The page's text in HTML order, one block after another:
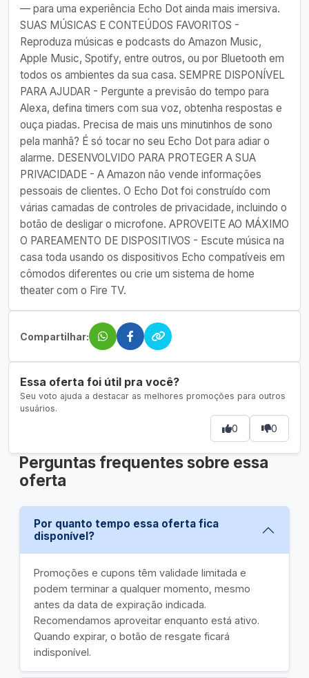
— para uma experiência Echo Dot ainda mais imersiva.
SUAS MÚSICAS E CONTEÚDOS FAVORITOS -
Reproduza músicas e podcasts do Amazon Music,
Apple Music, Spotify, entre outros, ou por Bluetooth em
todos os ambientes da sua casa. SEMPRE DISPONÍVEL
PARA AJUDAR - Pergunte a previsão do tempo para
Alexa, defina timers com sua voz, obtenha respostas e
ouça piadas. Precisa de mais uns minutinhos de sono
pela manhã? É só tocar no seu Echo Dot para adiar o
alarme. DESENVOLVIDO PARA PROTEGER A SUA
PRIVACIDADE - A Amazon não vende informações
pessoais de clientes. O Echo Dot foi construído com
várias camadas de controles de privacidade, incluindo o
botão de desligar o microfone. APROVEITE AO MÁXIMO
O PAREAMENTO DE DISPOSITIVOS - Escute música na
casa toda usando os dispositivos Echo compatíveis em
cômodos diferentes ou crie um sistema de home
theater com o Fire TV.
Compartilhar:
Essa oferta foi útil pra você?
Seu voto ajuda a destacar as melhores promoções para outros
usuários.
0 0
Perguntas frequentes sobre essa
oferta
Por quanto tempo essa oferta fica
disponível?
Promoções e cupons têm validade limitada e
podem terminar a qualquer momento, mesmo
antes da data de expiração indicada.
Recomendamos aproveitar enquanto está ativo.
Quando expirar, o botão de resgate ficará
indisponível.